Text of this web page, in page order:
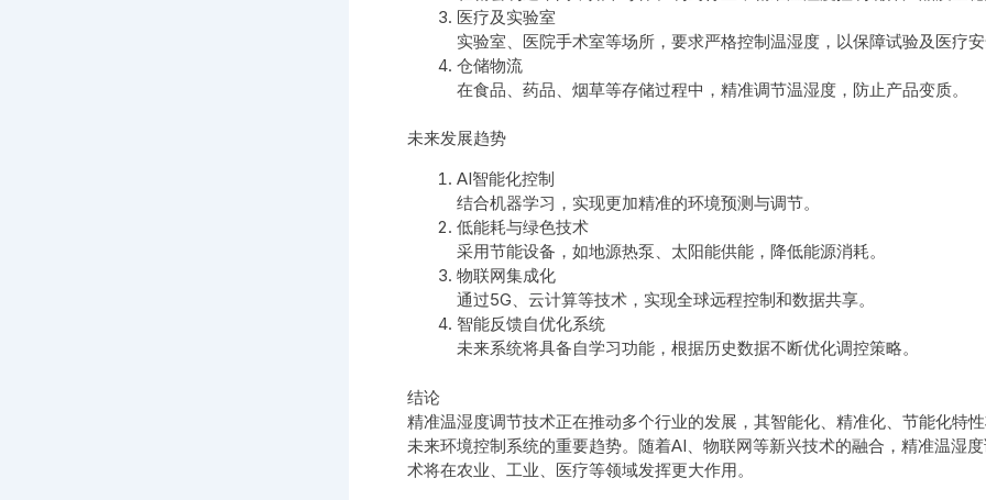
医疗及实验室
实验室、医院手术室等场所，要求严格控制温湿度，以保障试验及医疗安
仓储物流
在食品、药品、烟草等存储过程中，精准调节温湿度，防止产品变质。
未来发展趋势
AI智能化控制
结合机器学习，实现更加精准的环境预测与调节。
低能耗与绿色技术
采用节能设备，如地源热泵、太阳能供能，降低能源消耗。
物联网集成化
通过5G、云计算等技术，实现全球远程控制和数据共享。
智能反馈自优化系统
未来系统将具备自学习功能，根据历史数据不断优化调控策略。
结论
精准温湿度调节技术正在推动多个行业的发展，其智能化、精准化、节能化特
未来环境控制系统的重要趋势。随着AI、物联网等新兴技术的融合，精准温湿
术将在农业、工业、医疗等领域发挥更大作用。